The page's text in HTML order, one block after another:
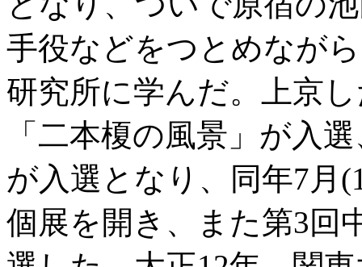
手役などをつとめなが
研究所に学んだ。上京
「二本榎の風景」が入
が入選となり、同年7月
個展を開き、また第3回